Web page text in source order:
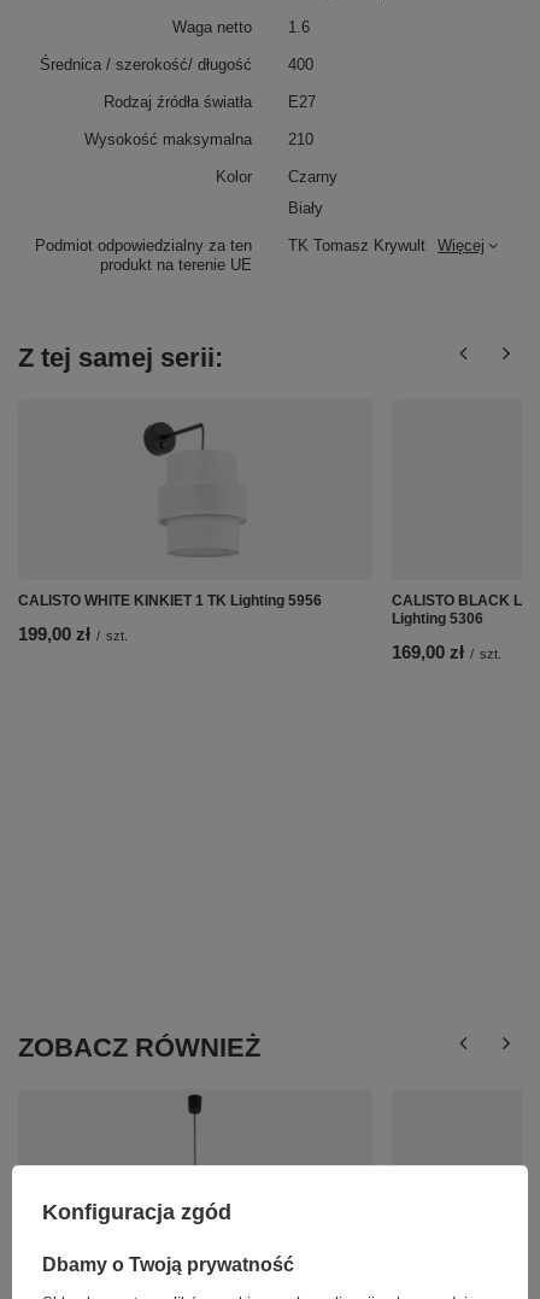
Podmiot odpowiedzialny za ten
produkt na terenie UE
TK Tomasz Krywult Więcej
Waga netto 1.6
Średnica / szerokość/ długość 400
Rodzaj źródła światła E27
Wysokość maksymalna 210
Kolor
Czarny
Biały
Z tej samej serii:
CALISTO WHITE KINKIET 1 TK Lighting 5956
199,00 zł / szt.
CALISTO BLACK
Lighting 5306
169,00 zł / szt.
ZOBACZ RÓWNIEŻ
Konfiguracja zgód
Dbamy o Twoją prywatność